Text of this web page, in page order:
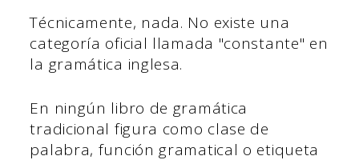
Técnicamente, nada. No existe una
categoría oficial llamada "constante" en
la gramática inglesa.
En ningún libro de gramática
tradicional figura como clase de
palabra, función gramatical o etiqueta